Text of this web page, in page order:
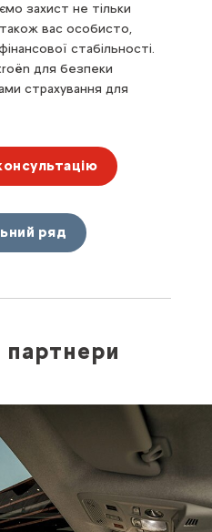
захист не тільки
вас особисто,
стабільності.
для безпеки
страхування для
ряд
партнери